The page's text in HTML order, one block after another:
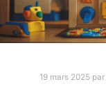
19 mars 2025 par